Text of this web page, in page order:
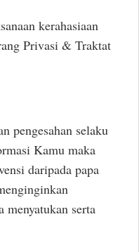
kerahasiaan
Privasi & Traktat
pengesahan selaku
Kamu maka
daripada papa
menyatukan serta